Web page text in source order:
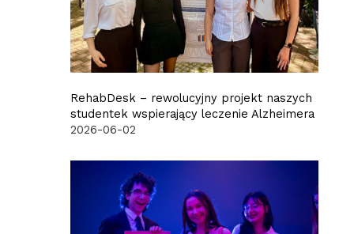
RehabDesk – rewolucyjny projekt naszych
studentek wspierający leczenie Alzheimera
2026-06-02